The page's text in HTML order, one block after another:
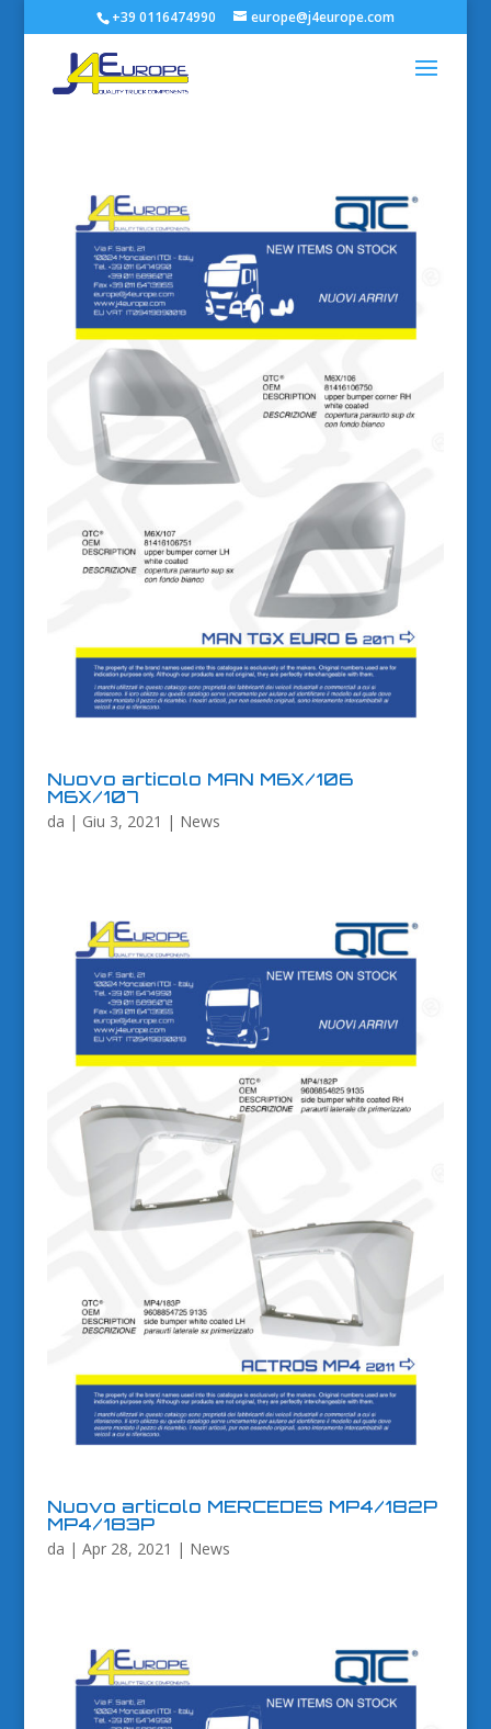
+39 0116474990 europe@j4europe.com
Nuovo articolo MAN M6X/106
M6X/107
da | Giu 3, 2021 | News
Nuovo articolo MERCEDES MP4/182P
MP4/183P
da | Apr 28, 2021 | News